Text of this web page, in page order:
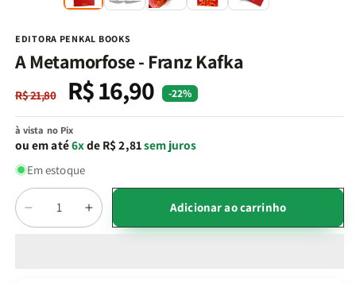
EDITORA PENKAL BOOKS
A Metamorfose - Franz Kafka
Preço
normal
R$ 21,80
Preço
promocional
R$ 16,90 -22%
à vista no Pix
ou em até6xde R$ 2,81sem juros
Em estoque
Quantidade
Diminuir
a
Aumentar
a
Adicionar ao carrinho